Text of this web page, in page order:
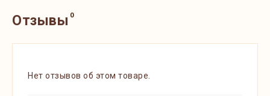
Отзывы 0
Нет отзывов об этом товаре.